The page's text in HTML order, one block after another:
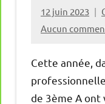
12 juin 2023
Aucun
Cette année,
de 3ème A ont